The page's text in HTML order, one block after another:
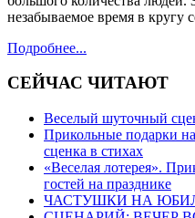
незабываемое время в кругу
Подробнее...
СЕЙЧАС ЧИТАЮТ
Веселый шуточный
Прикольные подарки
сценка в стихах
«Веселая лотерея».
гостей на празднике
ЧАСТУШКИ НА